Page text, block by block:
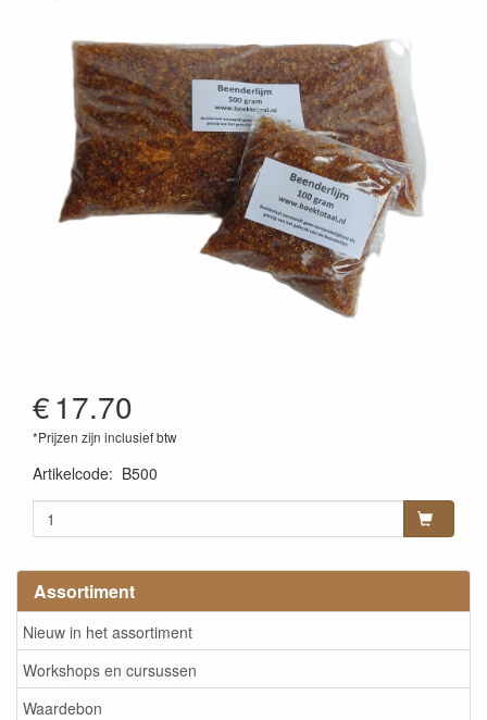
Assortiment
Nieuw in het assortiment
Workshops en cursussen
Waardebon
€17.70
*Prijzen zijn inclusief btw
Artikelcode: B500